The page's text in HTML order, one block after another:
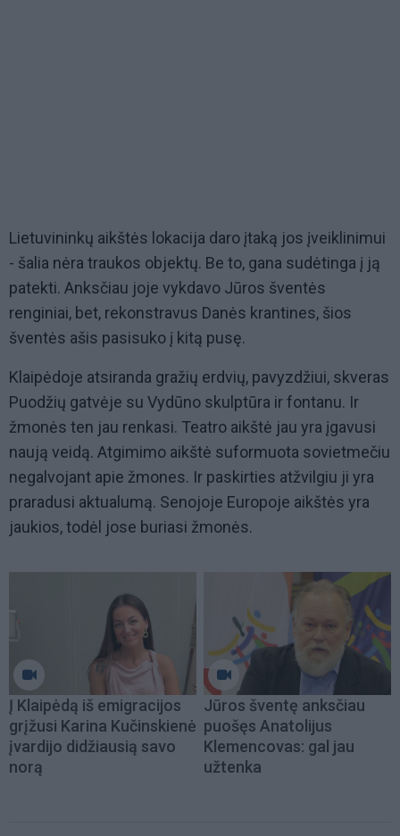
Lietuvininkų aikštės lokacija daro įtaką jos įveiklinimui
- šalia nėra traukos objektų. Be to, gana sudėtinga į ją
patekti. Anksčiau joje vykdavo Jūros šventės
renginiai, bet, rekonstravus Danės krantines, šios
šventės ašis pasisuko į kitą pusę.
Klaipėdoje atsiranda gražių erdvių, pavyzdžiui, skveras
Puodžių gatvėje su Vydūno skulptūra ir fontanu. Ir
žmonės ten jau renkasi. Teatro aikštė jau yra įgavusi
naują veidą. Atgimimo aikštė suformuota sovietmečiu
negalvojant apie žmones. Ir paskirties atžvilgiu ji yra
praradusi aktualumą. Senojoje Europoje aikštės yra
jaukios, todėl jose buriasi žmonės.
Į Klaipėdą iš emigracijos
grįžusi Karina Kučinskienė
įvardijo didžiausią savo
norą
Jūros šventę anksčiau
puošęs Anatolijus
Klemencovas: gal jau
užtenka